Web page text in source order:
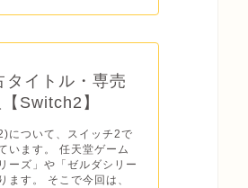
タイトル・専売
Switch2】
について、スイッチ2で
います。 任天堂ゲーム
ーズ」や「ゼルダシリー
ます。 そこで今回は、